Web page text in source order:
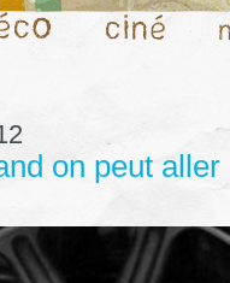
on peut aller